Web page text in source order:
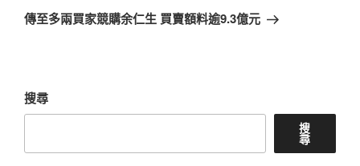
章
一
傳至多兩買家競購余仁生 買賣額料逾9.3億元
搜尋
搜
尋